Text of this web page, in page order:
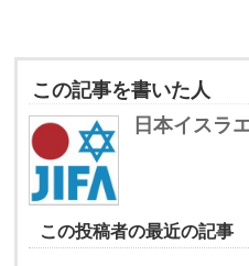
この記事を書いた人
日本イスラ
この投稿者の最近の記事